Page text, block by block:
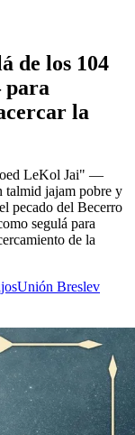
de los 104
para
la
LeKol Jai" —
talmid jajam pobre y
pecado del Becerro
segulá para
de la
Unión Breslev